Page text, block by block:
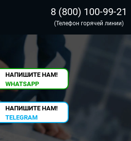
8 (800) 100-99-21
(Телефон горячей линии)
НАПИШИТЕ НАМ!
WHATSAPP
НАПИШИТЕ НАМ!
TELEGRAM